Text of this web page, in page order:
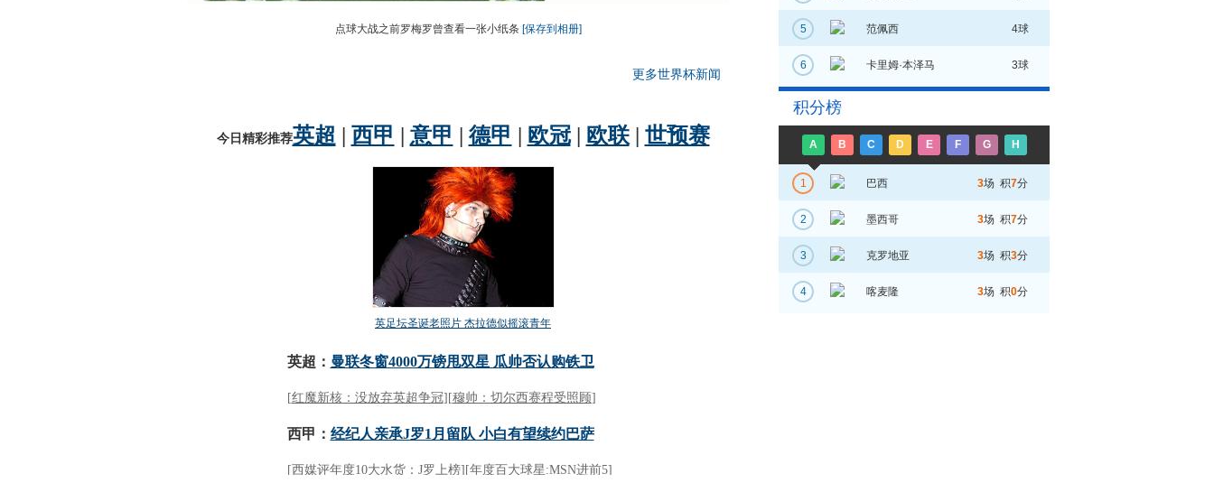
点球大战之前罗梅罗曾查看一张小纸条 [保存到相册]
更多世界杯新闻
5 范佩西 4球
6 卡里姆·本泽马 3球
积分榜
A B C D E F G H
1 巴西 3场 积7分
2 墨西哥 3场 积7分
3 克罗地亚 3场 积3分
4 喀麦隆 3场 积0分